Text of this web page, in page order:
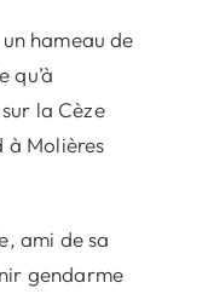
hameau de
qu’à
la Cèze
à Molières
ami de sa
gendarme